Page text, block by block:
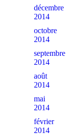
décembre
2014
octobre
2014
septembre
2014
août
2014
mai
2014
février
2014